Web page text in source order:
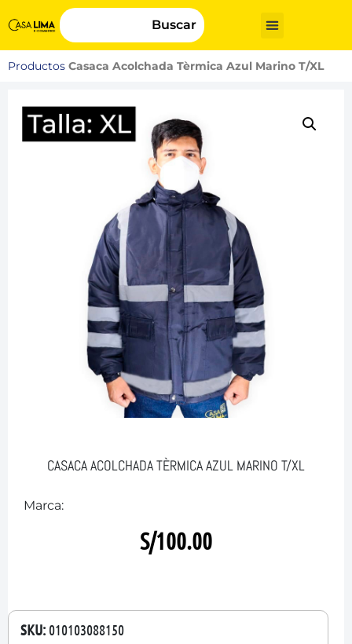
Buscar
Productos Casaca Acolchada Tèrmica Azul Marino T/XL
CASACA ACOLCHADA TÈRMICA AZUL MARINO T/XL
Marca:
S/100.00
SKU: 010103088150